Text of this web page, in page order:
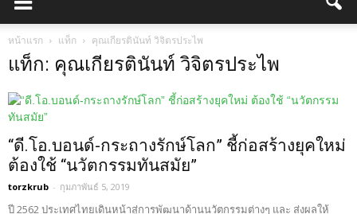
หน้าแรก แท็ก คุณเกียรตินันท์ วิจิตรประไพ
แท็ก: คุณเกียรตินันท์ วิจิตรประไพ
“ดี.โอ.บอนด์-กระถางรักษ์โลก” ชี้ก่อสร้างยุคใหม่
ต้องใช้ “นวัตกรรมทันสมัย”
torzkrub - กุมภาพันธ์ 5, 2019
ปี 2562 ประเทศไทยเดินหน้าสู่การพัฒนาด้านนวัตกรรมต่างๆ และ ส่งผลให้